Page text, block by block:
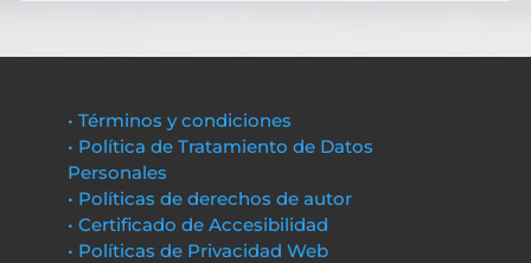
• Términos y condiciones
• Política de Tratamiento de Datos
Personales
• Políticas de derechos de autor
• Certificado de Accesibilidad
• Políticas de Privacidad Web